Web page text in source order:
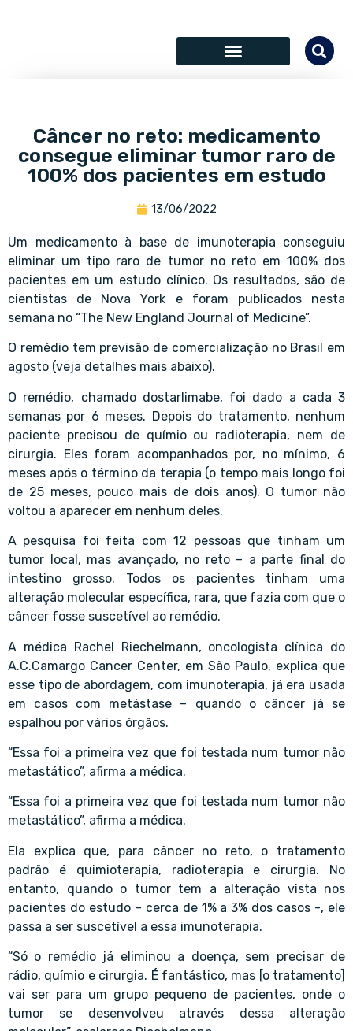
Câncer no reto: medicamento
consegue eliminar tumor raro de
100% dos pacientes em estudo
13/06/2022
Um medicamento à base de imunoterapia conseguiu
eliminar um tipo raro de tumor no reto em 100% dos
pacientes em um estudo clínico. Os resultados, são de
cientistas de Nova York e foram publicados nesta
semana no “The New England Journal of Medicine”.
O remédio tem previsão de comercialização no Brasil em
agosto (veja detalhes mais abaixo).
O remédio, chamado dostarlimabe, foi dado a cada 3
semanas por 6 meses. Depois do tratamento, nenhum
paciente precisou de químio ou radioterapia, nem de
cirurgia. Eles foram acompanhados por, no mínimo, 6
meses após o término da terapia (o tempo mais longo foi
de 25 meses, pouco mais de dois anos). O tumor não
voltou a aparecer em nenhum deles.
A pesquisa foi feita com 12 pessoas que tinham um
tumor local, mas avançado, no reto – a parte final do
intestino grosso. Todos os pacientes tinham uma
alteração molecular específica, rara, que fazia com que o
câncer fosse suscetível ao remédio.
A médica Rachel Riechelmann, oncologista clínica do
A.C.Camargo Cancer Center, em São Paulo, explica que
esse tipo de abordagem, com imunoterapia, já era usada
em casos com metástase – quando o câncer já se
espalhou por vários órgãos.
“Essa foi a primeira vez que foi testada num tumor não
metastático”, afirma a médica.
“Essa foi a primeira vez que foi testada num tumor não
metastático”, afirma a médica.
Ela explica que, para câncer no reto, o tratamento
padrão é quimioterapia, radioterapia e cirurgia. No
entanto, quando o tumor tem a alteração vista nos
pacientes do estudo – cerca de 1% a 3% dos casos -, ele
passa a ser suscetível a essa imunoterapia.
“Só o remédio já eliminou a doença, sem precisar de
rádio, químio e cirurgia. É fantástico, mas [o tratamento]
vai ser para um grupo pequeno de pacientes, onde o
tumor se desenvolveu através dessa alteração